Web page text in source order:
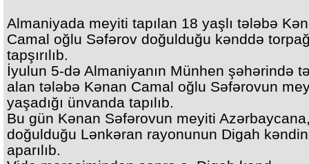
Almaniyada meyiti tapılan 18 yaşlı tələbə
Camal oğlu Səfərov doğulduğu kənddə
tapşırılıb.
İyulun 5-də Almaniyanın Münhen şəhərində
alan tələbə Kənan Camal oğlu Səfərovun
yaşadığı ünvanda tapılıb.
Bu gün Kənan Səfərovun meyiti
doğulduğu Lənkəran rayonunun Digah
aparılıb.